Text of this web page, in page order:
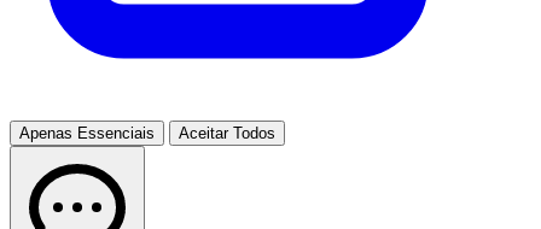
Apenas Essenciais Aceitar Todos